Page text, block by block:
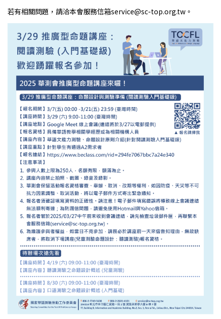
若有相關問題，請洽本會服務信箱service@sc-top.org.tw。